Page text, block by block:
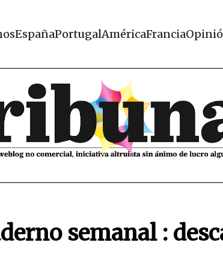
EspañaPortugalAméricaFrancia
semanal :